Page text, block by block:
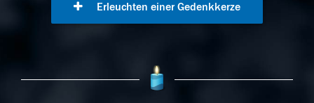
Erleuchten einer Gedenkkerze